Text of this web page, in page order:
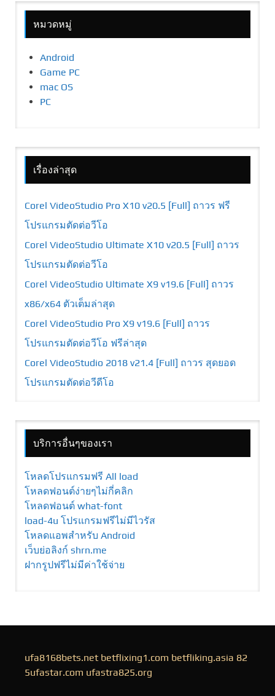
หมวดหมู่
Android
Game PC
mac OS
PC
เรื่องล่าสุด
Corel VideoStudio Pro X10 v20.5 [Full] ถาวร ฟรี
โปรแกรมตัดต่อวีโอ
Corel VideoStudio Ultimate X10 v20.5 [Full] ถาวร
โปรแกรมตัดต่อวีโอ
Corel VideoStudio Ultimate X9 v19.6 [Full] ถาวร
x86/x64 ตัวเต็มล่าสุด
Corel VideoStudio Pro X9 v19.6 [Full] ถาวร
โปรแกรมตัดต่อวีโอ ฟรีล่าสุด
Corel VideoStudio 2018 v21.4 [Full] ถาวร สุดยอด
โปรแกรมตัดต่อวีดีโอ
บริการอื่นๆของเรา
โหลดโปรแกรมฟรี All load
โหลดฟอนต์ง่ายๆไม่กี่คลิก
โหลดฟอนต์ what-font
load-4u โปรแกรมฟรีไม่มีไวรัส
โหลดแอพสำหรับ Android
เว็บย่อลิงก์ shrn.me
ฝากรูปฟรีไม่มีค่าใช้จ่าย
ufa8168bets.net betflixing1.com betfliking.asia 82
5ufastar.com ufastra825.org